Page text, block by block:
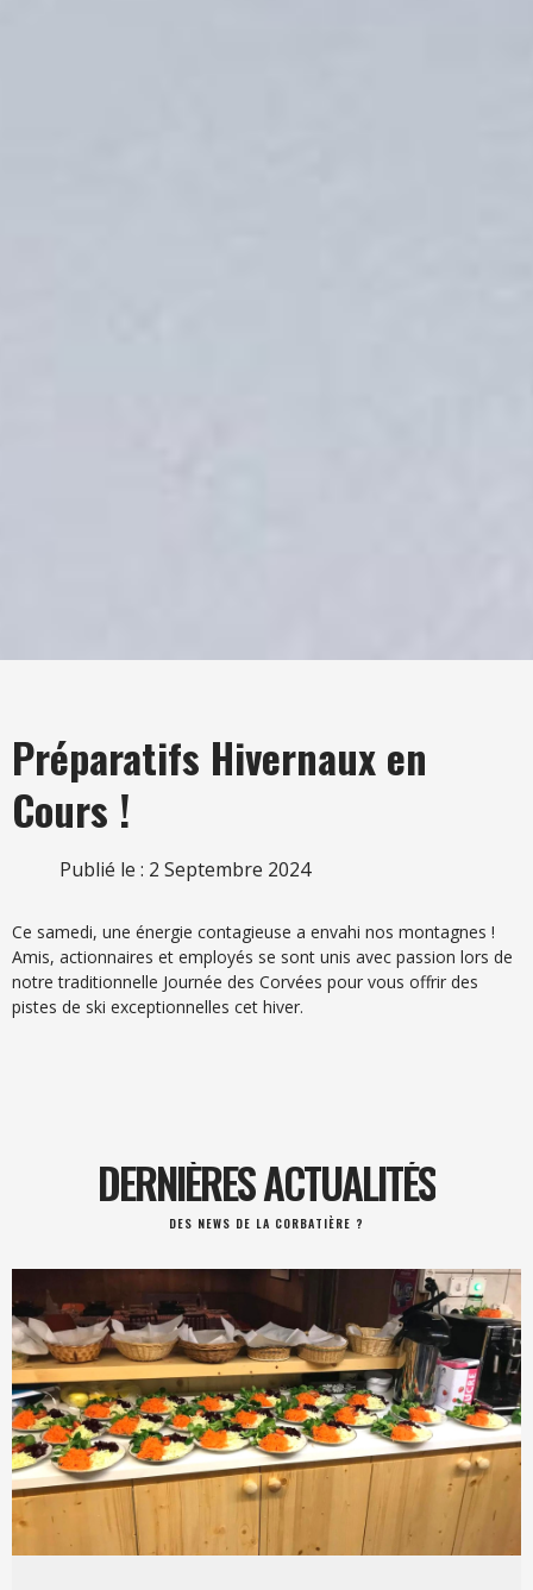
Préparatifs Hivernaux en
Cours !
Publié le : 2 Septembre 2024
Ce samedi, une énergie contagieuse a envahi nos montagnes !
Amis, actionnaires et employés se sont unis avec passion lors de
notre traditionnelle Journée des Corvées pour vous offrir des
pistes de ski exceptionnelles cet hiver.
DERNIÈRES ACTUALITÉS
DES NEWS DE LA CORBATIÈRE ?